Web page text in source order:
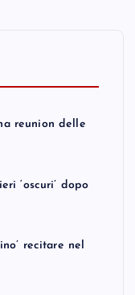
reunion delle
‘oscuri’ dopo
recitare nel